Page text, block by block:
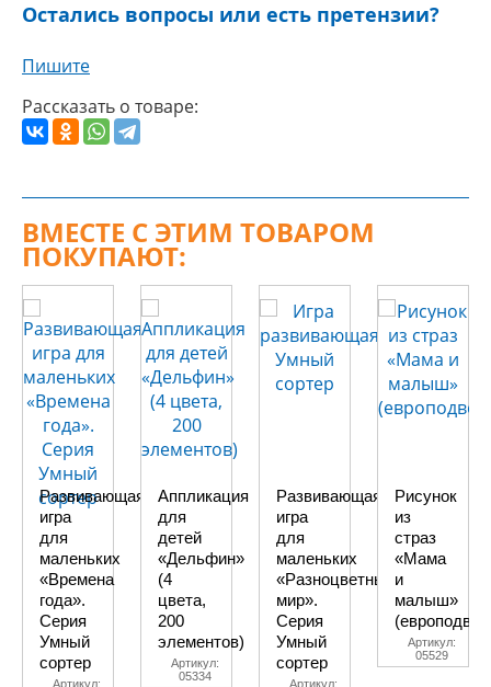
Остались вопросы или есть претензии?
Пишите
Рассказать о товаре:
ВМЕСТЕ С ЭТИМ ТОВАРОМ
ПОКУПАЮТ:
Развивающая
игра
для
маленьких
«Времена
года».
Серия
Умный
сортер
Артикул:
Аппликация
для
детей
«Дельфин»
(4
цвета,
200
элементов)
Артикул:
05334
Развивающая
игра
для
маленьких
«Разноцветный
мир».
Серия
Умный
сортер
Артикул:
Рисунок
из
страз
«Мама
и
малыш»
Артикул:
05529